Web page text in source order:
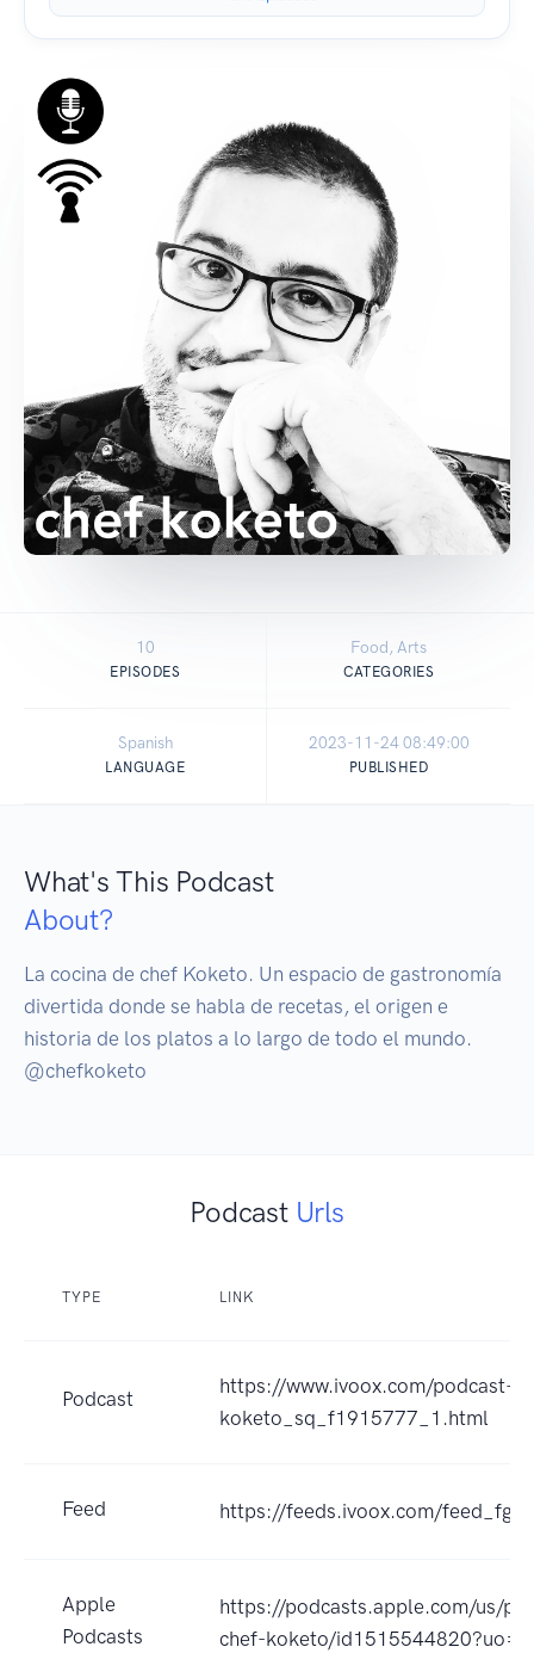
10
EPISODES
Food, Arts
CATEGORIES
Spanish
LANGUAGE
2023-11-24 08:49:00
PUBLISHED
What's This Podcast
About?
La cocina de chef Koketo. Un espacio de gastronomía
divertida donde se habla de recetas, el origen e
historia de los platos a lo largo de todo el mundo.
@chefkoketo
Podcast Urls
TYPE LINK
Podcast
https://www.ivoox.com/podcast-
koketo_sq_f1915777_1.html
Feed https://feeds.ivoox.com/
Apple
Podcasts
https://podcasts.apple.com/us/
chef-koketo/id1515544820?uo=4